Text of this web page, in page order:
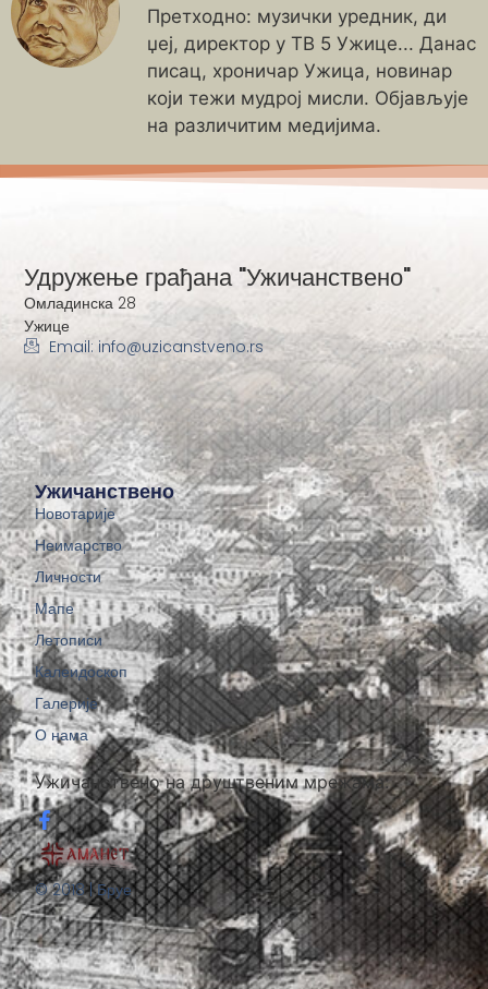
Претходно: музички уредник, ди
џеј, директор у ТВ 5 Ужице... Данас
писац, хроничар Ужица, новинар
који тежи мудрој мисли. Објављује
на различитим медијима.
Ужичанствено на друштвеним мрежама:
© 2018 | Бруе
Ужичанствено
Новотарије
Неимарство
Личности
Мапе
Летописи
Калеидоскоп
Галерије
О нама
Удружење грађана "Ужичанствено"
Омладинска 28
Ужице
Email: info@uzicanstveno.rs